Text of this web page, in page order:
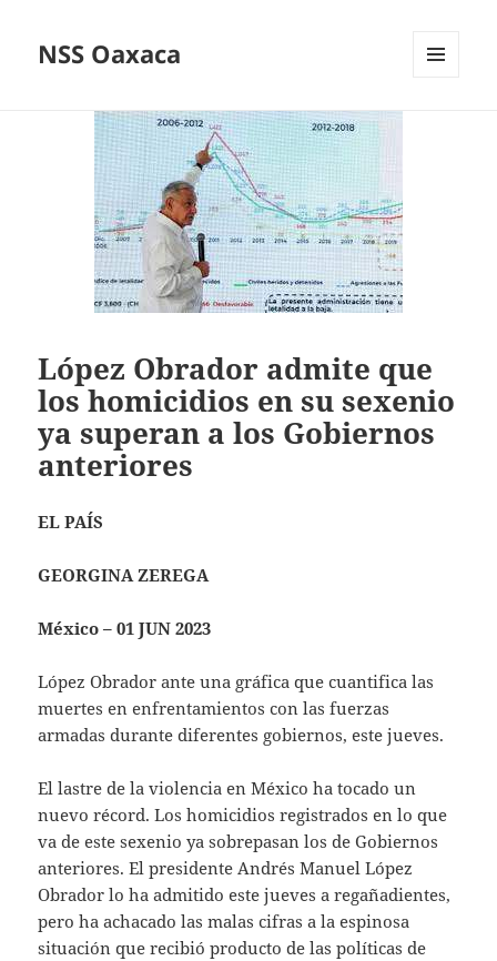
NSS Oaxaca
López Obrador admite que
los homicidios en su sexenio
ya superan a los Gobiernos
anteriores
EL PAÍS
GEORGINA ZEREGA
México – 01 JUN 2023
López Obrador ante una gráfica que cuantifica las
muertes en enfrentamientos con las fuerzas
armadas durante diferentes gobiernos, este jueves.
El lastre de la violencia en México ha tocado un
nuevo récord. Los homicidios registrados en lo que
va de este sexenio ya sobrepasan los de Gobiernos
anteriores. El presidente Andrés Manuel López
Obrador lo ha admitido este jueves a regañadientes,
pero ha achacado las malas cifras a la espinosa
situación que recibió producto de las políticas de